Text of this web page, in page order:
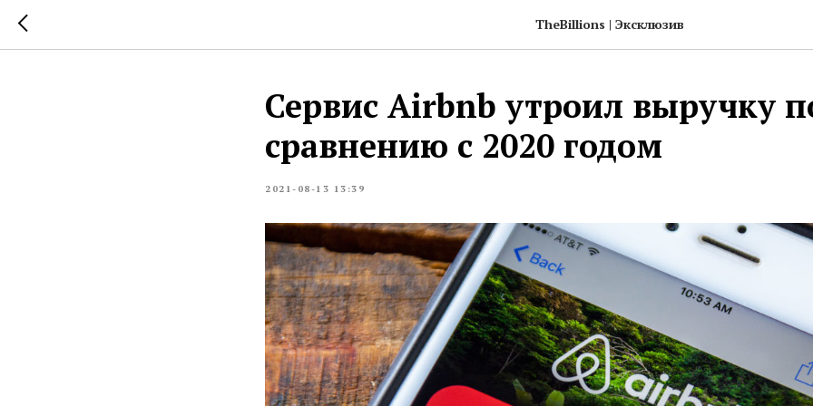
TheBillions | Эксклюзив
Сервис Airbnb утроил выручку
сравнению с 2020 годом
2021-08-13 13:39